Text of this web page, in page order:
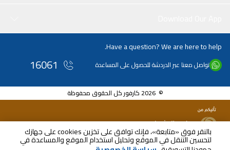
بالنقر فوق «متابعة»، فإنك توافق على تخزين cookies على جهازك
لتحسين التنقل في الموقع وتحليل استخدام الموقع والمساعدة في
Have a question? We are here to help.
تواصل معنا عبر الدردشة للحصول على المساعدة 16061
© 2026 كارفور كل الحقوق محفوظة